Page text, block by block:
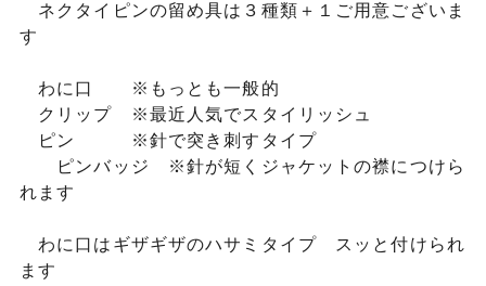
ネクタイピンの留め具は３種類＋１ご用意ございま
す
わに口 ※もっとも一般的
クリップ ※最近人気でスタイリッシュ
ピン ※針で突き刺すタイプ
ピンバッジ ※針が短くジャケットの襟につけら
れます
わに口はギザギザのハサミタイプ スッと付けられ
ます